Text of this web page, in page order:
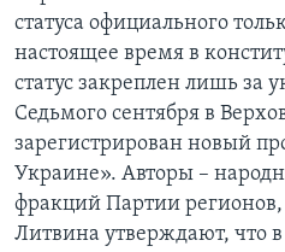
статуса официального
настоящее время в
статус закреплен лишь за
Седьмого сентября в
зарегистрирован новый
Украине». Авторы –
фракций Партии
Литвина утверждают, что